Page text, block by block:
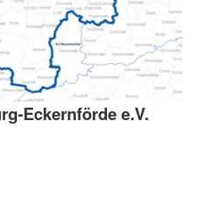
Eckernförde e.V.